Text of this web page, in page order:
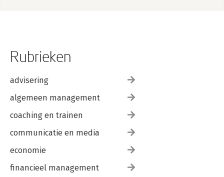
Rubrieken
advisering
algemeen management
coaching en trainen
communicatie en media
economie
financieel management